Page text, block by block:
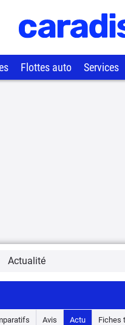
Flottes auto Services
Actualité
Avis Actu Fiches